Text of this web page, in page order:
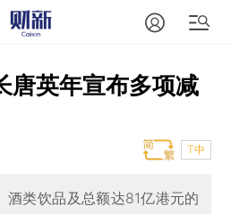
唐英年宣布多项减
T中
酒类饮品及总额达81亿港元的